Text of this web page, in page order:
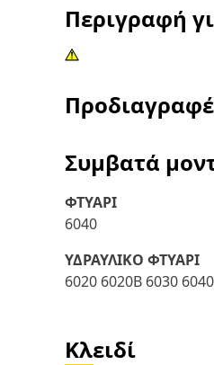
Περιγραφή
Συμβατά
ΦΤΥΑΡΙ
6040
ΥΔΡΑΥΛΙΚΟ ΦΤΥΑΡΙ
6020 6020B 6030 6040
Κλειδί